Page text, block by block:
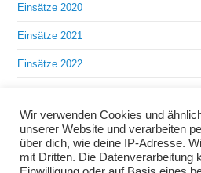
Einsätze 2020
Einsätze 2021
Einsätze 2022
Einsätze 2023
Einsätze 2024
Einsätze 2025
Wir verwenden Cookies und
unserer Website und verarbeiten
über dich, wie deine IP-Adresse.
mit Dritten. Die Datenverarbeitung